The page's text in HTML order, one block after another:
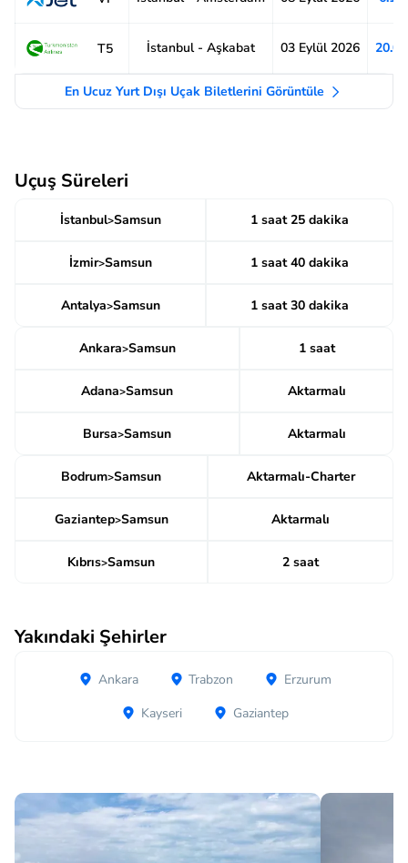
T5 İstanbul - Aşkabat 03 Eylül 2026
En Ucuz Yurt Dışı Uçak Biletlerini Görüntüle
Uçuş Süreleri
İstanbul>Samsun 1 saat 25 dakika
İzmir>Samsun 1 saat 40 dakika
Antalya>Samsun 1 saat 30 dakika
Ankara>Samsun 1 saat
Adana>Samsun Aktarmalı
Bursa>Samsun Aktarmalı
Bodrum>Samsun Aktarmalı-Charter
Gaziantep>Samsun Aktarmalı
Kıbrıs>Samsun 2 saat
Yakındaki Şehirler
Ankara Trabzon
Erzurum
Kayseri
Gaziantep